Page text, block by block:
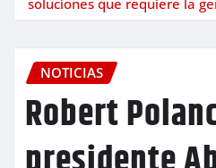
NOTICIAS
Robert